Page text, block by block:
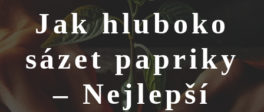
Jak hluboko
sázet papriky
– Nejlepší